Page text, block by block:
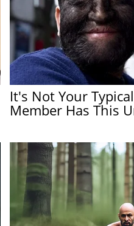
It's Not Your
Member Has This